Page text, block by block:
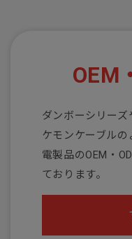
OEM
ダンボーシリー
ケモンケーブル
電製品のOEM・
ております。